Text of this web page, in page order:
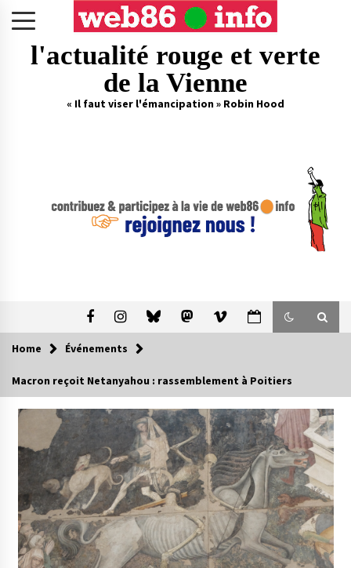
l'actualité rouge et verte
de la Vienne
« Il faut viser l'émancipation » Robin Hood
Home Événements
Macron reçoit Netanyahou : rassemblement à Poitiers